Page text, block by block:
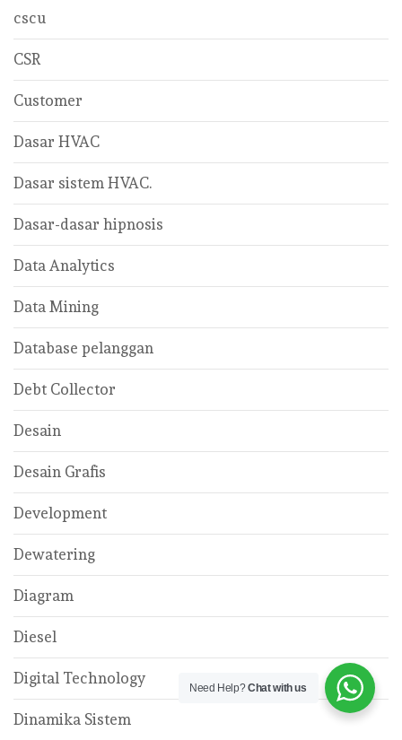
cscu
CSR
Customer
Dasar HVAC
Dasar sistem HVAC.
Dasar-dasar hipnosis
Data Analytics
Data Mining
Database pelanggan
Debt Collector
Desain
Desain Grafis
Development
Dewatering
Diagram
Diesel
Digital Technology
Dinamika Sistem
Need Help?Chat with us